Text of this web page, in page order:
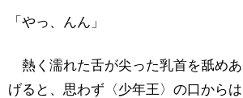
「やっ、んん」
熱く濡れた舌が尖った乳首を舐めあ
げると、思わず〈少年王〉の口からは